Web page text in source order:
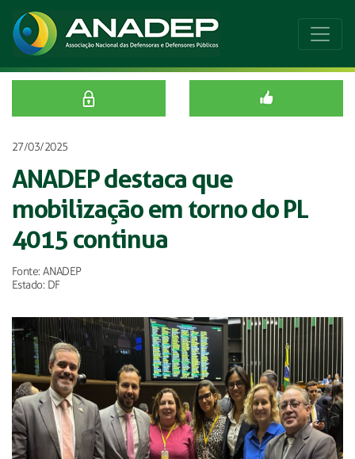
27/03/2025
ANADEP destaca que
mobilização em torno do PL
4015 continua
Fonte: ANADEP
Estado: DF